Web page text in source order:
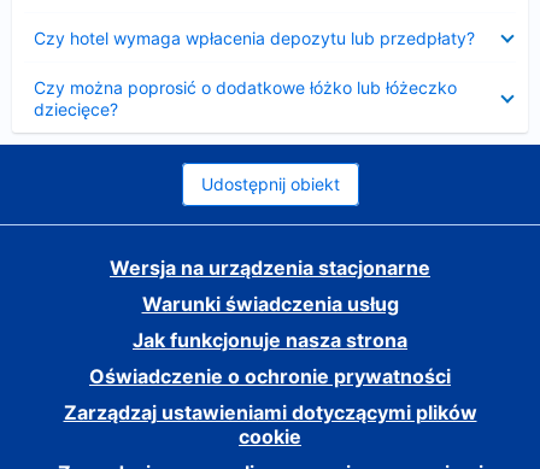
Czy hotel wymaga wpłacenia depozytu lub przedpłaty?
Czy można poprosić o dodatkowe łóżko lub łóżeczko
dziecięce?
Udostępnij obiekt
Wersja na urządzenia stacjonarne
Warunki świadczenia usług
Jak funkcjonuje nasza strona
Oświadczenie o ochronie prywatności
Zarządzaj ustawieniami dotyczącymi plików
cookie